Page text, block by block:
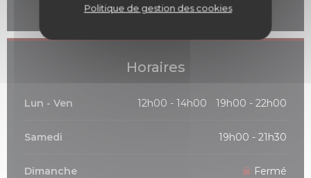
Politique de gestion des cookies
Indigo Vendôme
Horaires
Lun - Ven 12h00 - 14h00 • 19h00 - 22h00
Samedi 19h00 - 21h30
Dimanche Fermé